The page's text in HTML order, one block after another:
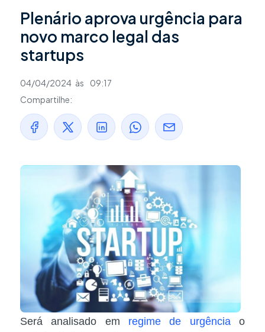
Plenário aprova urgência para
novo marco legal das
startups
04/04/2024 às
09:17
Compartilhe:
Será analisado em regime de urgênciao